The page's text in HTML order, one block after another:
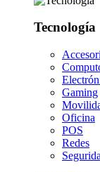
Tecnología
Gaming
Oficina
POS
Redes